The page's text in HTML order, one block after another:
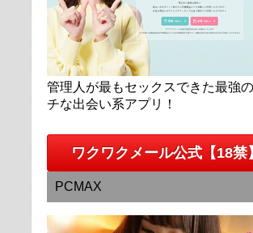
管理人が最もセックスできた最強
チな出会い系アプリ！
ワクワクメール公式【18禁
PCMAX